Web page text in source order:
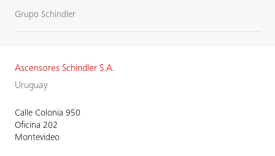
Grupo Schindler
Ascensores Schindler S.A.
Uruguay
Calle Colonia 950
Oficina 202
Montevideo